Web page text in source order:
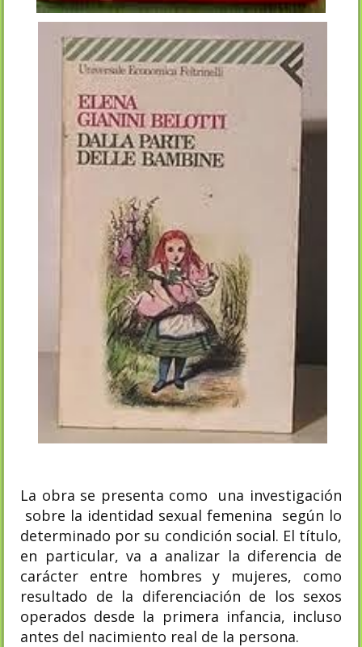
La obra se presenta como una investigación
sobre la identidad sexual femenina según lo
determinado por su condición social. El título,
en particular, va a analizar la diferencia de
carácter entre hombres y mujeres, como
resultado de la diferenciación de los sexos
operados desde la primera infancia, incluso
antes del nacimiento real de la persona.